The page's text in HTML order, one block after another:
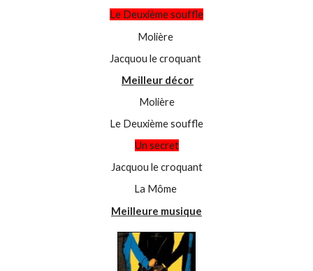
Le Deuxième souffle
Molière
Jacquou le croquant
Meilleur décor
Molière
Le Deuxième souffle
Un secret
Jacquou le croquant
La Môme
Meilleure musique